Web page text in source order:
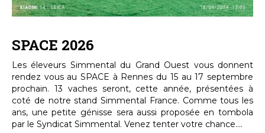
SPACE 2026
Les éleveurs Simmental du Grand Ouest vous donnent
rendez vous au SPACE à Rennes du 15 au 17 septembre
prochain. 13 vaches seront, cette année, présentées à
coté de notre stand Simmental France. Comme tous les
ans, une petite génisse sera aussi proposée en tombola
par le Syndicat Simmental. Venez tenter votre chance....